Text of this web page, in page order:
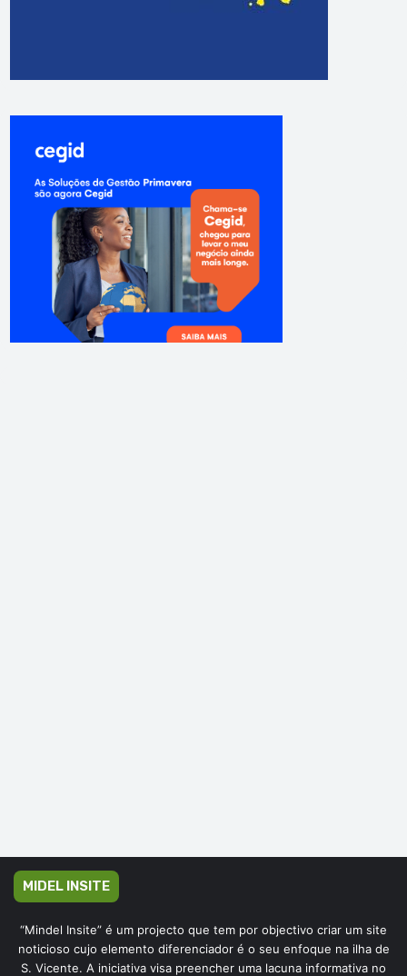
MIDEL INSITE
“Mindel Insite” é um projecto que tem por objectivo criar um site
noticioso cujo elemento diferenciador é o seu enfoque na ilha de
S. Vicente. A iniciativa visa preencher uma lacuna informativa no